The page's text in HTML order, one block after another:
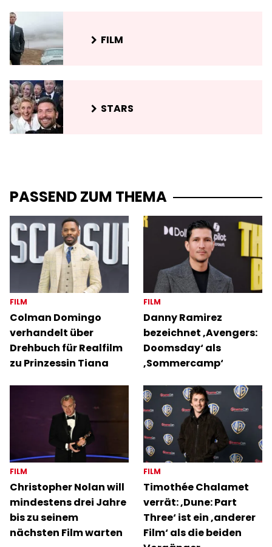
FILM
STARS
PASSEND ZUM THEMA
FILM
Colman Domingo
verhandelt über
Drehbuch für Realfilm
zu Prinzessin Tiana
FILM
Danny Ramirez
bezeichnet ‚Avengers:
Doomsday‘ als
‚Sommercamp‘
FILM
Christopher Nolan will
mindestens drei Jahre
bis zu seinem
nächsten Film warten
FILM
Timothée Chalamet
verrät: ‚Dune: Part
Three‘ ist ein ‚anderer
Film‘ als die beiden